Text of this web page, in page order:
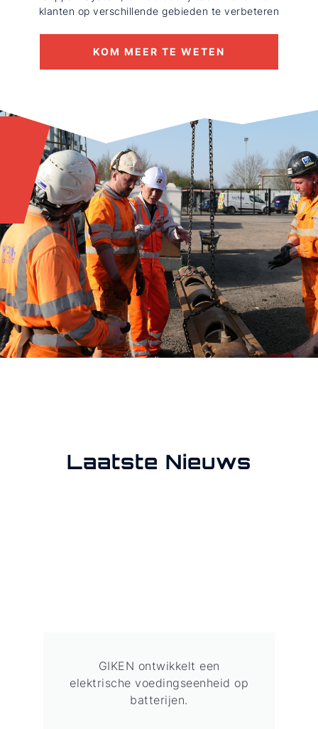
klanten op verschillende gebieden te verbeteren
KOM MEER TE WETEN
Laatste Nieuws
GIKEN ontwikkelt een
elektrische voedingseenheid op
batterijen.